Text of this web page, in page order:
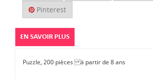
Pinterest
EN SAVOIR PLUS
Puzzle, 200 pièces à partir de 8 ans